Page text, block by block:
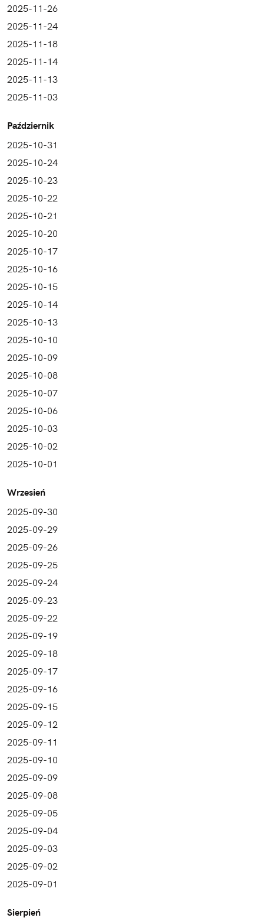
2025-11-26
2025-11-24
2025-11-18
2025-11-14
2025-11-13
2025-11-03
Październik
2025-10-31
2025-10-24
2025-10-23
2025-10-22
2025-10-21
2025-10-20
2025-10-17
2025-10-16
2025-10-15
2025-10-14
2025-10-13
2025-10-10
2025-10-09
2025-10-08
2025-10-07
2025-10-06
2025-10-03
2025-10-02
2025-10-01
Wrzesień
2025-09-30
2025-09-29
2025-09-26
2025-09-25
2025-09-24
2025-09-23
2025-09-22
2025-09-19
2025-09-18
2025-09-17
2025-09-16
2025-09-15
2025-09-12
2025-09-11
2025-09-10
2025-09-09
2025-09-08
2025-09-05
2025-09-04
2025-09-03
2025-09-02
2025-09-01
Sierpień